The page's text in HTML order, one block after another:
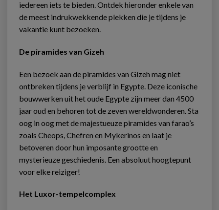
iedereen iets te bieden. Ontdek hieronder enkele van
de meest indrukwekkende plekken die je tijdens je
vakantie kunt bezoeken.
De piramides van Gizeh
Een bezoek aan de piramides van Gizeh mag niet
ontbreken tijdens je verblijf in Egypte. Deze iconische
bouwwerken uit het oude Egypte zijn meer dan 4500
jaar oud en behoren tot de zeven wereldwonderen. Sta
oog in oog met de majestueuze piramides van farao’s
zoals Cheops, Chefren en Mykerinos en laat je
betoveren door hun imposante grootte en
mysterieuze geschiedenis. Een absoluut hoogtepunt
voor elke reiziger!
Het Luxor-tempelcomplex